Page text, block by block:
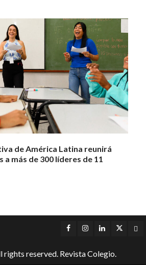
de América Latina reunirá
a más de 300 líderes de 11
Facebook
Instagram
LinkedInTwitter
reserved. Revista Colegio.